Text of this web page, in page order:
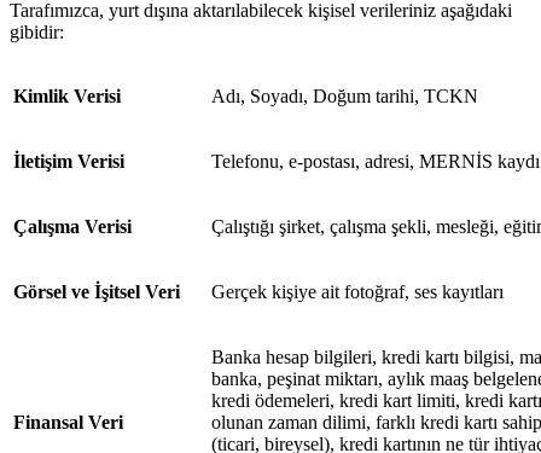
Tarafımızca, yurt dışına aktarılabilecek kişisel verileriniz aşağıdaki
gibidir:
Kimlik Verisi Adı, Soyadı, Doğum tarihi, TCKN
İletişim Verisi Telefonu, e-postası, adresi, MERNİS kaydı
Çalışma Verisi Çalıştığı şirket, çalışma şekli, mesleği,
Görsel ve İşitsel Veri Gerçek kişiye ait fotoğraf, ses kayıtları
Finansal Veri
Banka hesap bilgileri, kredi kartı bilgisi,
banka, peşinat miktarı, aylık maaş
kredi ödemeleri, kredi kart limiti, kredi
olunan zaman dilimi, farklı kredi kartı
(ticari, bireysel), kredi kartının ne tür